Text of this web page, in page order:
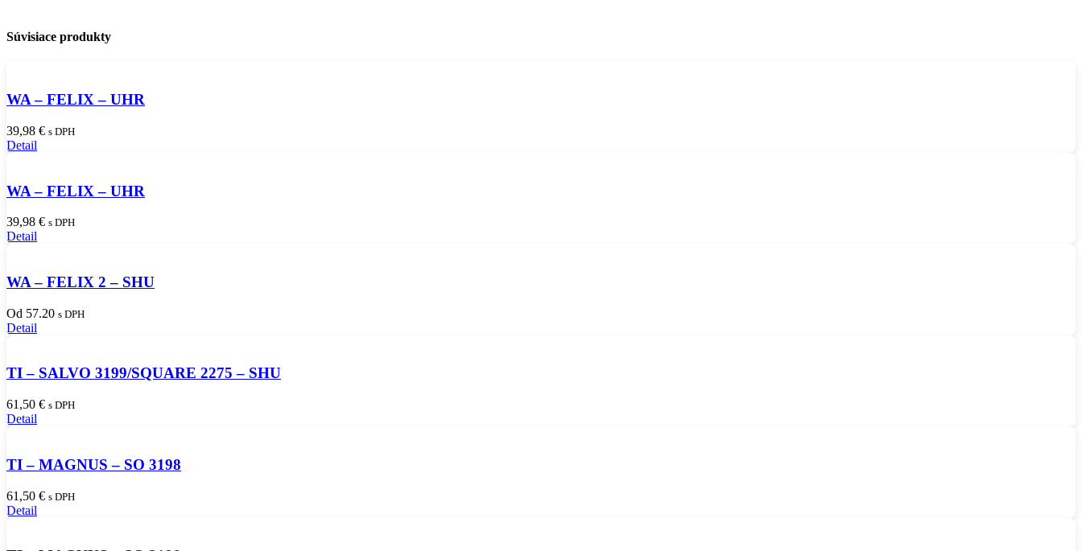
Súvisiace produkty
WA – FELIX – UHR
39,98 € s DPH
Detail
WA – FELIX – UHR
39,98 € s DPH
Detail
WA – FELIX 2 – SHU
Od 57.20 s DPH
Detail
TI – SALVO 3199/SQUARE 2275 – SHU
61,50 € s DPH
Detail
TI – MAGNUS – SO 3198
61,50 € s DPH
Detail